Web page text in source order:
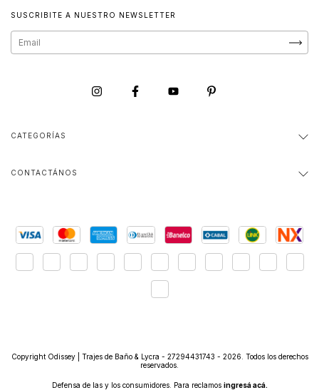
SUSCRIBITE A NUESTRO NEWSLETTER
CATEGORÍAS
CONTACTÁNOS
Copyright Odissey | Trajes de Baño & Lycra - 27294431743 - 2026. Todos los derechos
reservados.
Defensa de las y los consumidores. Para reclamos ingresá acá.